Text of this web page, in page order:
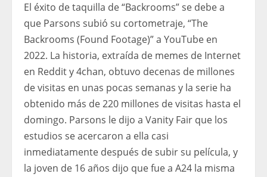
El éxito de taquilla de “Backrooms” se debe a
que Parsons subió su cortometraje, “The
Backrooms (Found Footage)” a YouTube en
2022. La historia, extraída de memes de Internet
en Reddit y 4chan, obtuvo decenas de millones
de visitas en unas pocas semanas y la serie ha
obtenido más de 220 millones de visitas hasta el
domingo. Parsons le dijo a Vanity Fair que los
estudios se acercaron a ella casi
inmediatamente después de subir su película, y
la joven de 16 años dijo que fue a A24 la misma